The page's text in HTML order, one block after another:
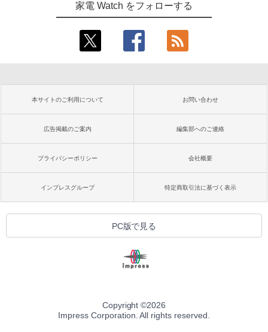
家電 Watch をフォローする
本サイトのご利用について お問い合わせ
広告掲載のご案内 編集部へのご連絡
プライバシーポリシー 会社概要
インプレスグループ 特定商取引法に基づく表示
PC版で見る
Copyright ©2026
Impress Corporation. All rights reserved.